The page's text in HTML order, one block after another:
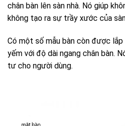
chân bàn lên sàn nhà. Nó giúp
không tạo ra sự trầy xước của
Có một số mẫu bàn còn được
yếm với độ dài ngang chân bàn.
tư cho người dùng.